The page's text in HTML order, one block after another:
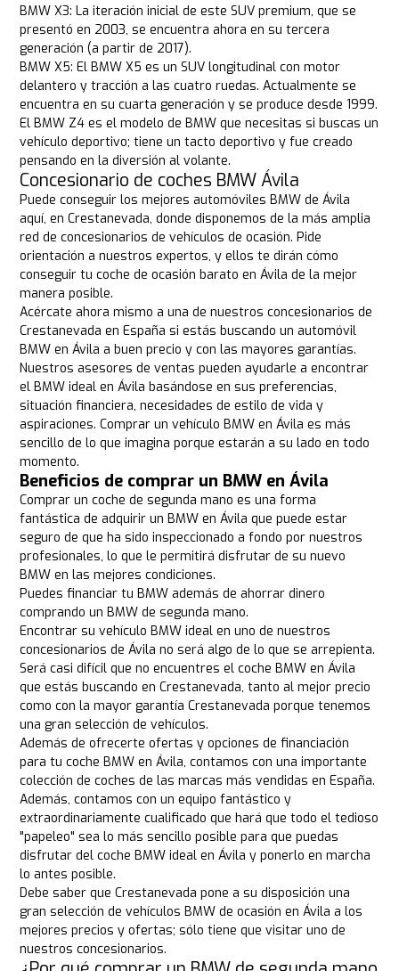
BMW X3: La iteración inicial de este SUV premium, que se
presentó en 2003, se encuentra ahora en su tercera
generación (a partir de 2017).
BMW X5: El BMW X5 es un SUV longitudinal con motor
delantero y tracción a las cuatro ruedas. Actualmente se
encuentra en su cuarta generación y se produce desde 1999.
El BMW Z4 es el modelo de BMW que necesitas si buscas un
vehículo deportivo; tiene un tacto deportivo y fue creado
pensando en la diversión al volante.
Concesionario de coches BMW Ávila
Puede conseguir los mejores automóviles BMW de Ávila
aquí, en Crestanevada, donde disponemos de la más amplia
red de concesionarios de vehículos de ocasión. Pide
orientación a nuestros expertos, y ellos te dirán cómo
conseguir tu coche de ocasión barato en Ávila de la mejor
manera posible.
Acércate ahora mismo a una de nuestros concesionarios de
Crestanevada en España si estás buscando un automóvil
BMW en Ávila a buen precio y con las mayores garantías.
Nuestros asesores de ventas pueden ayudarle a encontrar
el BMW ideal en Ávila basándose en sus preferencias,
situación financiera, necesidades de estilo de vida y
aspiraciones. Comprar un vehículo BMW en Ávila es más
sencillo de lo que imagina porque estarán a su lado en todo
momento.
Beneficios de comprar un BMW en Ávila
Comprar un coche de segunda mano es una forma
fantástica de adquirir un BMW en Ávila que puede estar
seguro de que ha sido inspeccionado a fondo por nuestros
profesionales, lo que le permitirá disfrutar de su nuevo
BMW en las mejores condiciones.
Puedes financiar tu BMW además de ahorrar dinero
comprando un BMW de segunda mano.
Encontrar su vehículo BMW ideal en uno de nuestros
concesionarios de Ávila no será algo de lo que se arrepienta.
Será casi difícil que no encuentres el coche BMW en Ávila
que estás buscando en Crestanevada, tanto al mejor precio
como con la mayor garantía Crestanevada porque tenemos
una gran selección de vehículos.
Además de ofrecerte ofertas y opciones de financiación
para tu coche BMW en Ávila, contamos con una importante
colección de coches de las marcas más vendidas en España.
Además, contamos con un equipo fantástico y
extraordinariamente cualificado que hará que todo el tedioso
"papeleo" sea lo más sencillo posible para que puedas
disfrutar del coche BMW ideal en Ávila y ponerlo en marcha
lo antes posible.
Debe saber que Crestanevada pone a su disposición una
gran selección de vehículos BMW de ocasión en Ávila a los
mejores precios y ofertas; sólo tiene que visitar uno de
nuestros concesionarios.